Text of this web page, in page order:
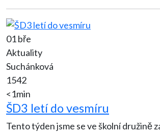
01 bře
Aktuality
Suchánková
1542
<1min
ŠD3 letí do vesmíru
Tento týden jsme se ve školní družině